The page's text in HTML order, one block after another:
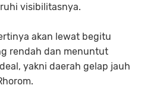
visibilitasnya.
akan lewat begitu
rendah dan menuntut
yakni daerah gelap jauh